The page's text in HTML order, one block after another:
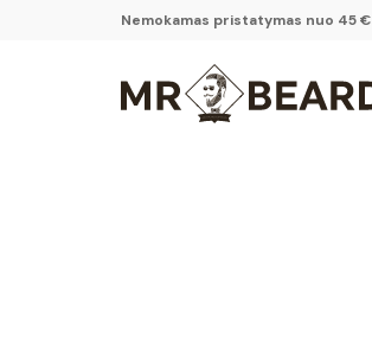
Nemokamas pristatymas nuo 45 €